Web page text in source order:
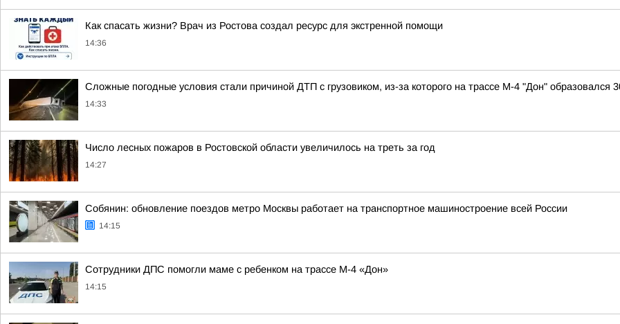
Как спасать жизни? Врач из Ростова создал ресурс для экстренной помощи
14:36
Сложные погодные условия стали причиной ДТП с грузовиком, из-за которого на трассе М-4 "Дон"
14:33
Число лесных пожаров в Ростовской области увеличилось на треть за год
14:27
Собянин: обновление поездов метро Москвы работает на транспортное машиностроение всей России
14:15
Сотрудники ДПС помогли маме с ребенком на трассе М-4 «Дон»
14:15